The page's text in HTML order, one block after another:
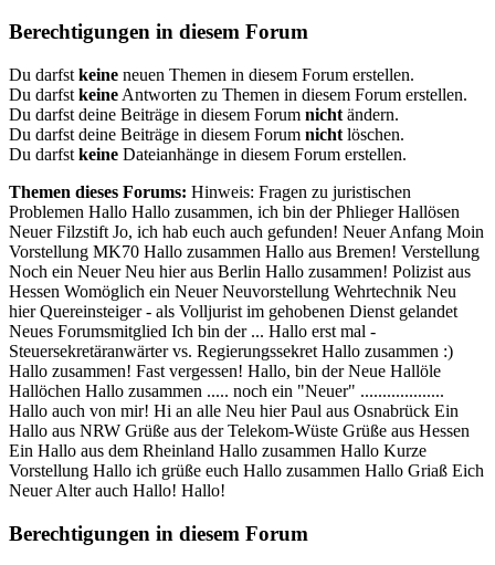
Berechtigungen in diesem Forum
Du darfst keine neuen Themen in diesem Forum erstellen.
Du darfst keine Antworten zu Themen in diesem Forum erstellen.
Du darfst deine Beiträge in diesem Forum nicht ändern.
Du darfst deine Beiträge in diesem Forum nicht löschen.
Du darfst keine Dateianhänge in diesem Forum erstellen.
Themen dieses Forums: Hinweis: Fragen zu juristischen
Problemen Hallo Hallo zusammen, ich bin der Phlieger Hallösen
Neuer Filzstift Jo, ich hab euch auch gefunden! Neuer Anfang Moin
Vorstellung MK70 Hallo zusammen Hallo aus Bremen! Verstellung
Noch ein Neuer Neu hier aus Berlin Hallo zusammen! Polizist aus
Hessen Womöglich ein Neuer Neuvorstellung Wehrtechnik Neu
hier Quereinsteiger - als Volljurist im gehobenen Dienst gelandet
Neues Forumsmitglied Ich bin der ... Hallo erst mal -
Steuersekretäranwärter vs. Regierungssekret Hallo zusammen :)
Hallo zusammen! Fast vergessen! Hallo, bin der Neue Hallöle
Hallöchen Hallo zusammen ..... noch ein "Neuer" ...................
Hallo auch von mir! Hi an alle Neu hier Paul aus Osnabrück Ein
Hallo aus NRW Grüße aus der Telekom-Wüste Grüße aus Hessen
Ein Hallo aus dem Rheinland Hallo zusammen Hallo Kurze
Vorstellung Hallo ich grüße euch Hallo zusammen Hallo Griaß Eich
Neuer Alter auch Hallo! Hallo!
Berechtigungen in diesem Forum